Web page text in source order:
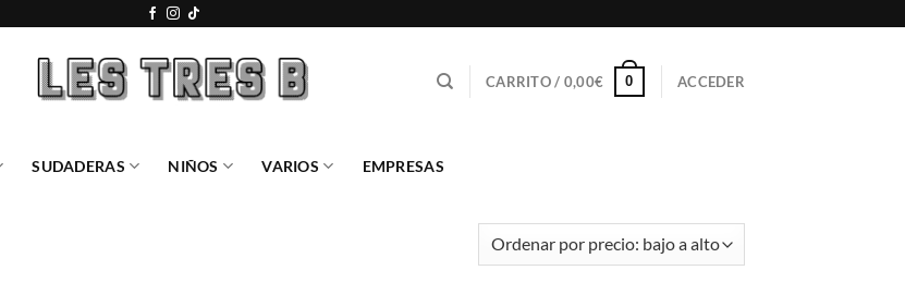
CARRITO / 0,00€ 0 ACCEDER
SUDADERAS NIÑOS VARIOS EMPRESAS